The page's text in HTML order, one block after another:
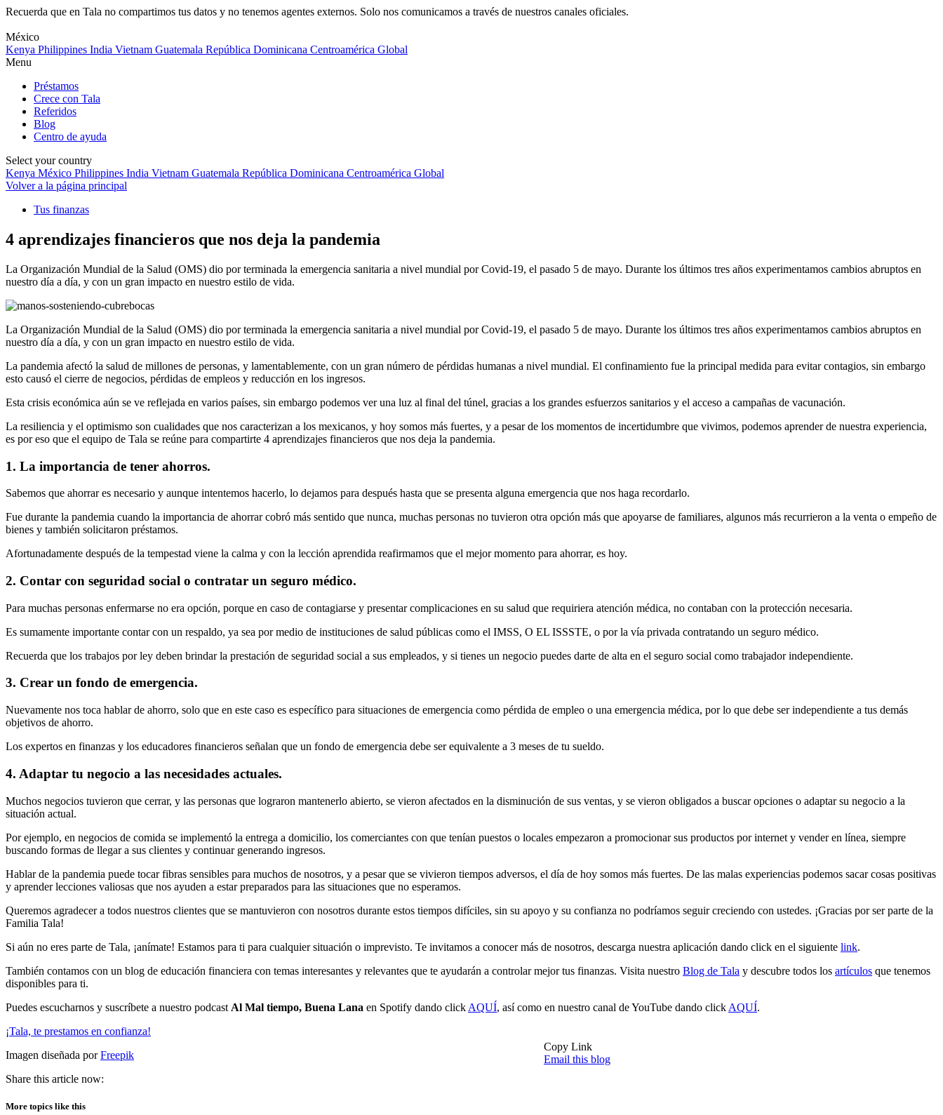
Recuerda que en Tala no compartimos tus datos y no tenemos agentes externos. Solo nos comunicamos a través de nuestros canales oficiales.
to
content
México
Kenya Philippines India Vietnam Guatemala República Dominicana Centroamérica Global
Menu
Préstamos
Crece con Tala
Referidos
Blog
Centro de ayuda
Select your country
Kenya México Philippines India Vietnam Guatemala República Dominicana Centroamérica Global
Volver a la página principal
Tus finanzas
4 aprendizajes financieros que nos deja la pandemia
La Organización Mundial de la Salud (OMS) dio por terminada la emergencia sanitaria a nivel mundial por Covid-19, el pasado 5 de mayo. Durante los últimos tres años experimentamos cambios abruptos en
nuestro día a día, y con un gran impacto en nuestro estilo de vida.
La Organización Mundial de la Salud (OMS) dio por terminada la emergencia sanitaria a nivel mundial por Covid-19, el pasado 5 de mayo. Durante los últimos tres años experimentamos cambios abruptos en
nuestro día a día, y con un gran impacto en nuestro estilo de vida.
La pandemia afectó la salud de millones de personas, y lamentablemente, con un gran número de pérdidas humanas a nivel mundial. El confinamiento fue la principal medida para evitar contagios, sin embargo
esto causó el cierre de negocios, pérdidas de empleos y reducción en los ingresos.
Esta crisis económica aún se ve reflejada en varios países, sin embargo podemos ver una luz al final del túnel, gracias a los grandes esfuerzos sanitarios y el acceso a campañas de vacunación.
La resiliencia y el optimismo son cualidades que nos caracterizan a los mexicanos, y hoy somos más fuertes, y a pesar de los momentos de incertidumbre que vivimos, podemos aprender de nuestra experiencia,
es por eso que el equipo de Tala se reúne para compartirte 4 aprendizajes financieros que nos deja la pandemia.
1. La importancia de tener ahorros.
Sabemos que ahorrar es necesario y aunque intentemos hacerlo, lo dejamos para después hasta que se presenta alguna emergencia que nos haga recordarlo.
Fue durante la pandemia cuando la importancia de ahorrar cobró más sentido que nunca, muchas personas no tuvieron otra opción más que apoyarse de familiares, algunos más recurrieron a la venta o empeño de
bienes y también solicitaron préstamos.
Afortunadamente después de la tempestad viene la calma y con la lección aprendida reafirmamos que el mejor momento para ahorrar, es hoy.
2. Contar con seguridad social o contratar un seguro médico.
Para muchas personas enfermarse no era opción, porque en caso de contagiarse y presentar complicaciones en su salud que requiriera atención médica, no contaban con la protección necesaria.
Es sumamente importante contar con un respaldo, ya sea por medio de instituciones de salud públicas como el IMSS, O EL ISSSTE, o por la vía privada contratando un seguro médico.
Recuerda que los trabajos por ley deben brindar la prestación de seguridad social a sus empleados, y si tienes un negocio puedes darte de alta en el seguro social como trabajador independiente.
3. Crear un fondo de emergencia.
Nuevamente nos toca hablar de ahorro, solo que en este caso es específico para situaciones de emergencia como pérdida de empleo o una emergencia médica, por lo que debe ser independiente a tus demás
objetivos de ahorro.
Los expertos en finanzas y los educadores financieros señalan que un fondo de emergencia debe ser equivalente a 3 meses de tu sueldo.
4. Adaptar tu negocio a las necesidades actuales.
Muchos negocios tuvieron que cerrar, y las personas que lograron mantenerlo abierto, se vieron afectados en la disminución de sus ventas, y se vieron obligados a buscar opciones o adaptar su negocio a la
situación actual.
Por ejemplo, en negocios de comida se implementó la entrega a domicilio, los comerciantes con que tenían puestos o locales empezaron a promocionar sus productos por internet y vender en línea, siempre
buscando formas de llegar a sus clientes y continuar generando ingresos.
Hablar de la pandemia puede tocar fibras sensibles para muchos de nosotros, y a pesar que se vivieron tiempos adversos, el día de hoy somos más fuertes. De las malas experiencias podemos sacar cosas positivas
y aprender lecciones valiosas que nos ayuden a estar preparados para las situaciones que no esperamos.
Queremos agradecer a todos nuestros clientes que se mantuvieron con nosotros durante estos tiempos difíciles, sin su apoyo y su confianza no podríamos seguir creciendo con ustedes. ¡Gracias por ser parte de la
Familia Tala!
Si aún no eres parte de Tala, ¡anímate! Estamos para ti para cualquier situación o imprevisto. Te invitamos a conocer más de nosotros, descarga nuestra aplicación dando click en el siguiente link.
También contamos con un blog de educación financiera con temas interesantes y relevantes que te ayudarán a controlar mejor tus finanzas. Visita nuestro Blog de Tala y descubre todos los artículos que tenemos
disponibles para ti.
Puedes escucharnos y suscríbete a nuestro podcast Al Mal tiempo, Buena Lana en Spotify dando click AQUÍ, así como en nuestro canal de YouTube dando click AQUÍ.
¡Tala, te prestamos en confianza!
Imagen diseñada porFreepik
Share this article now:
Copy Link
Email this blog
More topics like this